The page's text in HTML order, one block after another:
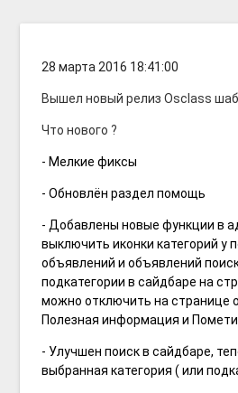
28 марта 2016 18:41:00
Вышел новый релиз Osclass
Что нового ?
- Мелкие фиксы
- Обновлён раздел помощь
- Добавлены новые функции в
выключить иконки категорий у
объявлений и объявлений
подкатегории в сайдбаре на
можно отключить на странице
Полезная информация и
- Улучшен поиск в сайдбаре,
выбранная категория ( или